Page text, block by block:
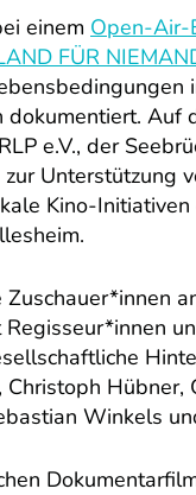
einem Open-Air-
FÜR
Auf
e.V., der
zur Unterstützung
Kino-
Zuschauer*innen
Hübner,
Winkels